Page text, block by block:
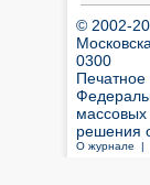
© 2002-
0300
решения
О журнале |